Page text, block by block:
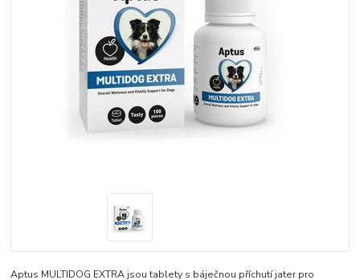
Aptus MULTIDOG EXTRA jsou tablety s báječnou příchutí jater pro